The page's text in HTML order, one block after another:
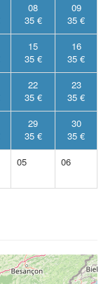
08
35 €
09
35 €
15
35 €
16
35 €
22
35 €
23
35 €
29
35 €
30
35 €
05 06